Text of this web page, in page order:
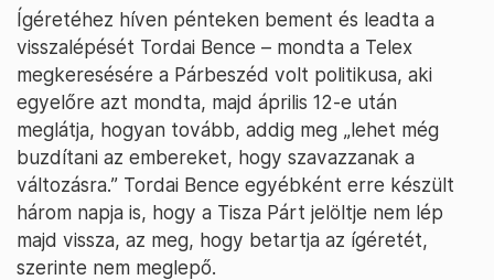
Ígéretéhez híven pénteken bement és leadta a
visszalépését Tordai Bence – mondta a Telex
megkeresésére a Párbeszéd volt politikusa, aki
egyelőre azt mondta, majd április 12-e után
meglátja, hogyan tovább, addig meg „lehet még
buzdítani az embereket, hogy szavazzanak a
változásra.” Tordai Bence egyébként erre készült
három napja is, hogy a Tisza Párt jelöltje nem lép
majd vissza, az meg, hogy betartja az ígéretét,
szerinte nem meglepő.